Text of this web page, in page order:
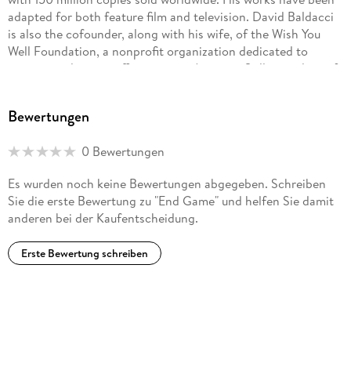
adapted for both feature film and television. David Baldacci
is also the cofounder, along with his wife, of the Wish You
Well Foundation, a nonprofit organization dedicated to
supporting literacy efforts across America. Still a resident of
WishYouWellFoundation.org.
Bewertungen
0 Bewertungen
Es wurden noch keine Bewertungen abgegeben. Schreiben
Sie die erste Bewertung zu "End Game" und helfen Sie damit
anderen bei der Kaufentscheidung.
Erste Bewertung schreiben